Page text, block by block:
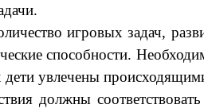
игровых задач,
способности.
увлечены
должны